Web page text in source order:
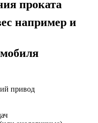
проката
например и
привод